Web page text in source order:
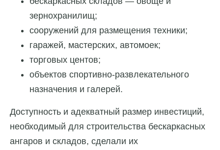
зернохранилищ;
сооружений для размещения техники;
гаражей, мастерских, автомоек;
торговых центов;
объектов спортивно-развлекательного
назначения и галерей.
Доступность и адекватный размер инвестиций,
необходимый для строительства бескаркасных
ангаров и складов, сделали их